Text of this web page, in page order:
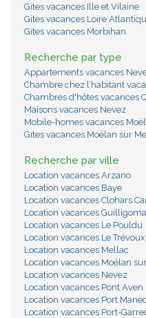
Gites vacances Ille et Vilaine
Gites vacances Loire
Gites vacances Morbihan
Recherche par type
Appartements vacances
Chambre chez l’habitant
Chambres d'hôtes vacances
Maisons vacances Nevez
Mobile-homes vacances
Gites vacances Moëlan sur
Recherche par ville
Location vacances Arzano
Location vacances Baye
Location vacances Clohars
Location vacances
Location vacances Le Pouldu
Location vacances Le Trévoux
Location vacances Mellac
Location vacances Moëlan
Location vacances Nevez
Location vacances Pont Aven
Location vacances Port
Location vacances Port-